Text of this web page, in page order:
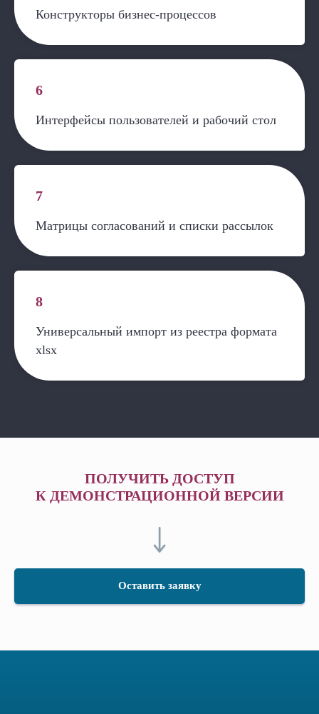
Конструкторы бизнес-процессов
6
Интерфейсы пользователей и рабочий стол
7
Матрицы согласований и списки рассылок
8
Универсальный импорт из реестра формата
xlsx
ПОЛУЧИТЬ ДОСТУП
К ДЕМОНСТРАЦИОННОЙ ВЕРСИИ
Оставить заявку